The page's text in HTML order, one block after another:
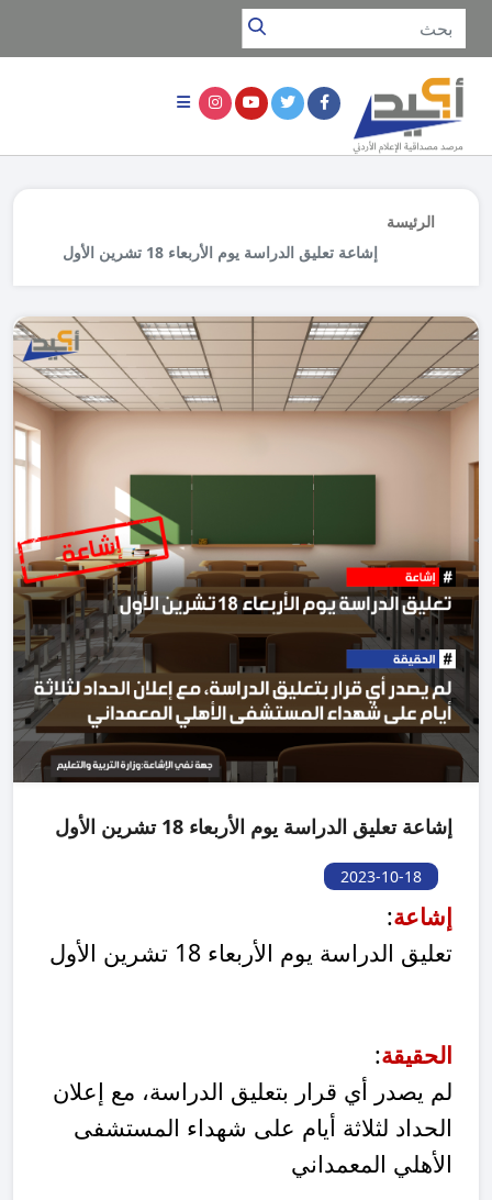
الرئيسة
إشاعة تعليق الدراسة يوم الأربعاء 18 تشرين الأول
إشاعة تعليق الدراسة يوم الأربعاء 18 تشرين الأول
2023-10-18
إشاعة:
تعليق الدراسة يوم الأربعاء 18 تشرين الأول
الحقيقة:
لم يصدر أي قرار بتعليق الدراسة، مع إعلان
الحداد لثلاثة أيام على شهداء المستشفى
الأهلي المعمداني